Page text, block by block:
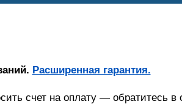
Расширенная гарантия.
счет на оплату —